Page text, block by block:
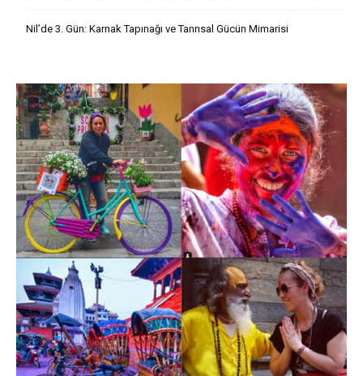
Nil’de 3. Gün: Karnak Tapınağı ve Tanrısal Gücün Mimarisi